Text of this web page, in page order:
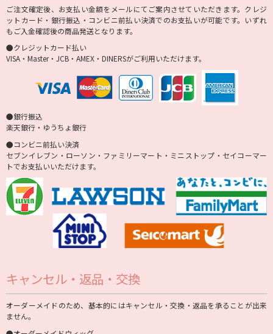
ご注文確定後、お支払い金額をメールにてご案内させていただきます。クレジ
ットカード・銀行振込・コンビニ前払い決済でのお支払いが可能です。いずれ
もご入金確認後の商品発送となります。
●クレジットカード払い
VISA・Master・JCB・AMEX・DINERSがご利用いただけます。
●銀行振込
楽天銀行・ゆうちょ銀行
●コンビニ前払い決済
セブンイレブン・ローソン・ファミリーマート・ミニストップ・セイコーマー
トでお支払いいただけます。
キャンセル・返品・交換
オーダーメイドのため、基本的にはキャンセル・交換・返品を承ることが出来
ません。